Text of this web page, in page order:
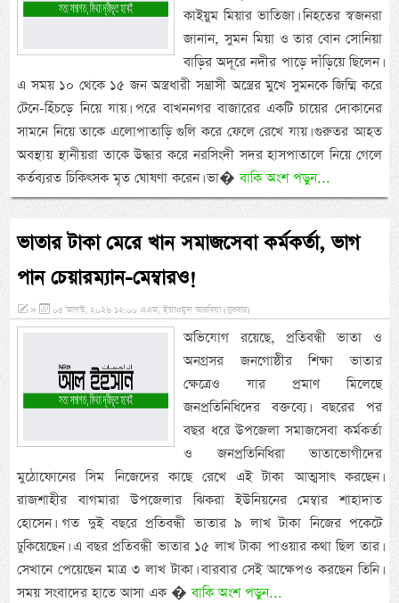
কাইয়ুম মিয়ার ভাতিজা। নিহতের স্বজনরা
জানান, সুমন মিয়া ও তার বোন সোনিয়া
বাড়ির অদূরে নদীর পাড়ে দাঁড়িয়ে ছিলেন।
এ সময় ১০ থেকে ১৫ জন অস্ত্রধারী সন্ত্রাসী অস্ত্রের মুখে সুমনকে জিম্মি করে
টেনে-হিঁচড়ে নিয়ে যায়। পরে বাখননগর বাজারের একটি চায়ের দোকানের
সামনে নিয়ে তাকে এলোপাতাড়ি গুলি করে ফেলে রেখে যায়। গুরুতর আহত
অবস্থায় স্থানীয়রা তাকে উদ্ধার করে নরসিংদী সদর হাসপাতালে নিয়ে গেলে
কর্তব্যরত চিকিৎসক মৃত ঘোষণা করেন। ভা�বাকি অংশ পড়ুন...
ভাতার টাকা মেরে খান সমাজসেবা কর্মকর্তা, ভাগ
পান চেয়ারম্যান-মেম্বারও!
» ০৫ আগস্ট, ২০২৬ ১২:০০ এএম, ইয়াওমুল আরবিয়া (বুধবার)
অভিযোগ রয়েছে, প্রতিবন্ধী ভাতা ও
অনগ্রসর জনগোষ্ঠীর শিক্ষা ভাতার
ক্ষেত্রেও যার প্রমাণ মিলেছে
জনপ্রতিনিধিদের বক্তব্যে। বছরের পর
বছর ধরে উপজেলা সমাজসেবা কর্মকর্তা
ও জনপ্রতিনিধিরা ভাতাভোগীদের
মুঠোফোনের সিম নিজেদের কাছে রেখে এই টাকা আত্মসাৎ করছেন।
রাজশাহীর বাগমারা উপজেলার ঝিকরা ইউনিয়নের মেম্বার শাহাদাত
হোসেন। গত দুই বছরে প্রতিবন্ধী ভাতার ৯ লাখ টাকা নিজের পকেটে
ঢুকিয়েছেন। এ বছর প্রতিবন্ধী ভাতার ১৫ লাখ টাকা পাওয়ার কথা ছিল তার।
সেখানে পেয়েছেন মাত্র ৩ লাখ টাকা। বারবার সেই আক্ষেপও করছেন তিনি।
সময় সংবাদের হাতে আসা এক �বাকি অংশ পড়ুন...